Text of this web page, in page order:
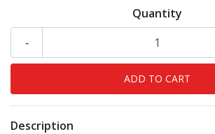
Quantity
-
Description